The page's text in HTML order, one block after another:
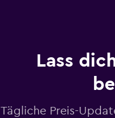
Lass
Tägliche Preis-